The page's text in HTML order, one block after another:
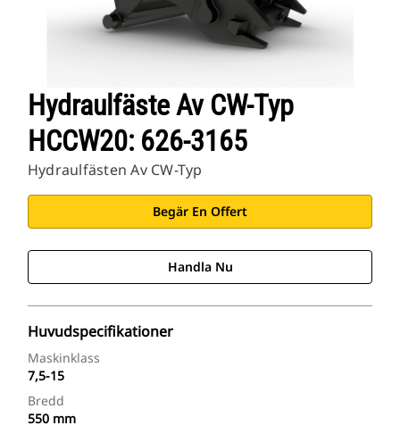
Hydraulfäste Av CW-Typ
HCCW20: 626-3165
Hydraulfästen Av CW-Typ
Begär En Offert
Handla Nu
Huvudspecifikationer
Maskinklass
7,5-15
Bredd
550 mm